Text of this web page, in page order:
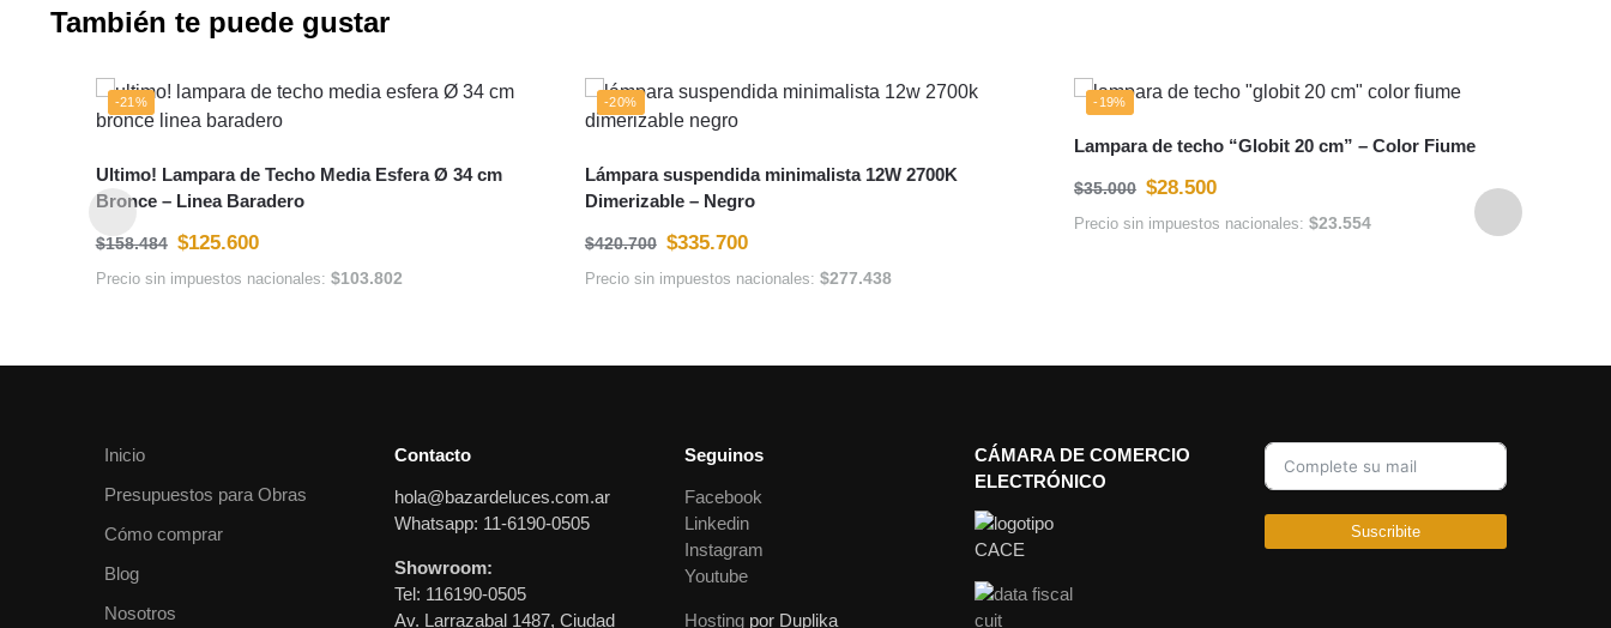
También te puede gustar
-21%
Ultimo! Lampara de Techo Media Esfera Ø 34 cm
Bronce – Linea Baradero
$158.484 $125.600
Precio sin impuestos nacionales: $103.802
-20%
Lámpara suspendida minimalista 12W 2700K
Dimerizable – Negro
$420.700 $335.700
Precio sin impuestos nacionales: $277.438
-19%
Lampara de techo “Globit 20 cm” – Color Fiume
$35.000 $28.500
Precio sin impuestos nacionales:$23.554
Inicio
Presupuestos para Obras
Cómo comprar
Blog
Nosotros
Contacto
hola@bazardeluces.com.ar
Whatsapp: 11-6190-0505
Showroom:
Tel: 116190-0505
Av. Larrazabal 1487, Ciudad
Seguinos
Facebook
Linkedin
Instagram
Youtube
Hosting por Duplika
CÁMARA DE COMERCIO
ELECTRÓNICO
Suscribite